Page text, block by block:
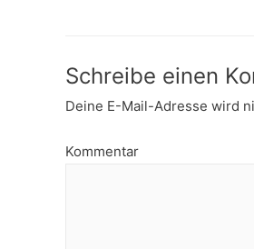
Schreibe einen
Deine E-Mail-Adresse wird
Kommentar